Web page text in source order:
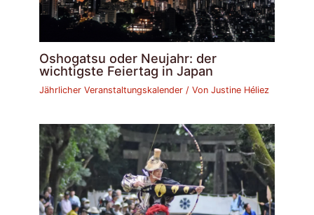
Oshogatsu oder Neujahr: der
wichtigste Feiertag in Japan
Jährlicher Veranstaltungskalender / VonJustine Héliez